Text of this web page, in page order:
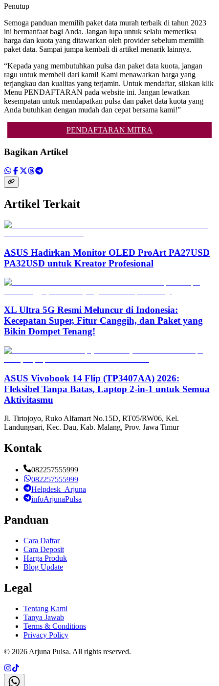
Penutup
Semoga panduan memilih paket data murah terbaik di tahun 2023
ini bermanfaat bagi Anda. Jangan lupa untuk selalu memeriksa
harga dan kuota yang ditawarkan oleh provider sebelum memilih
paket data. Sampai jumpa kembali di artikel menarik lainnya.
“Kepada yang membutuhkan pulsa dan paket data kuota, jangan
ragu untuk membeli dari kami! Kami menawarkan harga yang
terjangkau dan kualitas yang terjamin. Untuk mendaftar, silakan klik
Menu PENDAFTARAN pada website ini. Jangan lewatkan
kesempatan untuk mendapatkan pulsa dan paket data kuota yang
Anda butuhkan dengan mudah dan cepat bersama kami!”
PENDAFTARAN MITRA
Bagikan Artikel
Artikel Terkait
ASUS Hadirkan Monitor OLED ProArt PA27USD
PA32USD untuk Kreator Profesional
XL Ultra 5G Resmi Meluncur di Indonesia:
Kecepatan Super, Fitur Canggih, dan Paket yang
Bikin Dompet Tenang!
ASUS Vivobook 14 Flip (TP3407AA) 2026:
Fleksibel Tanpa Batas, Laptop 2-in-1 untuk Semua
Aktivitasmu
Jl. Tirtojoyo, Ruko Alfamart No.15D, RT05/RW06, Kel.
Landungsari, Kec. Dau, Kab. Malang, Prov. Jawa Timur
Kontak
082257555999
082257555999
Helpdesk_Arjuna
infoArjunaPulsa
Panduan
Cara Daftar
Cara Deposit
Harga Produk
Blog Update
Legal
Tentang Kami
Tanya Jawab
Terms & Conditions
Privacy Policy
© 2026 Arjuna Pulsa. All rights reserved.